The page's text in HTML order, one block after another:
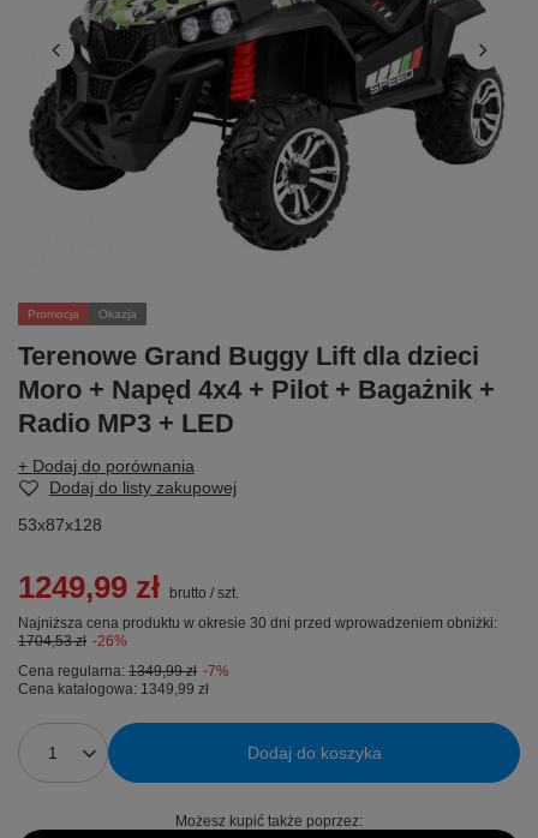
Promocja Okazja
Terenowe Grand Buggy Lift dla dzieci
Moro + Napęd 4x4 + Pilot + Bagażnik +
Radio MP3 + LED
+ Dodaj do porównania
Dodaj do listy zakupowej
53x87x128
1249,99 zł brutto / szt.
Najniższa cena produktu w okresie 30 dni przed wprowadzeniem obniżki:
1704,53 zł -26%
Cena regularna: 1349,99 zł -7%
Cena katalogowa: 1349,99 zł
Dodaj do koszyka
Możesz kupić także poprzez: